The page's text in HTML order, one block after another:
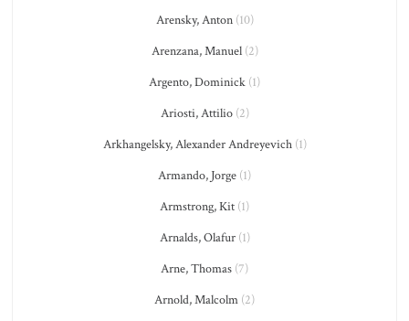
Arensky, Anton(10)
Arenzana, Manuel(2)
Argento, Dominick (1)
Ariosti, Attilio(2)
Arkhangelsky, Alexander Andreyevich(1)
Armando, Jorge (1)
Armstrong, Kit (1)
Arnalds, Olafur(1)
Arne, Thomas (7)
Arnold, Malcolm (2)